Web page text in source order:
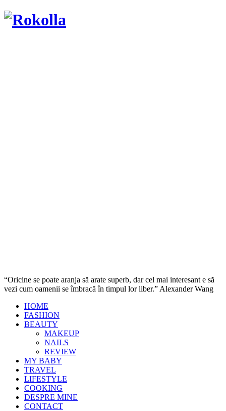
“Oricine se poate aranja să arate superb, dar cel mai interesant e să
vezi cum oamenii se îmbracă în timpul lor liber.” Alexander Wang
HOME
FASHION
BEAUTY
MAKEUP
NAILS
REVIEW
MY BABY
TRAVEL
LIFESTYLE
COOKING
DESPRE MINE
CONTACT